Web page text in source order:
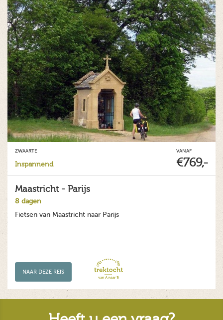
ZWAARTE
Inspannend
VANAF
€769,-
Maastricht - Parijs
8 dagen
Fietsen van Maastricht naar Parijs
NAAR DEZE REIS